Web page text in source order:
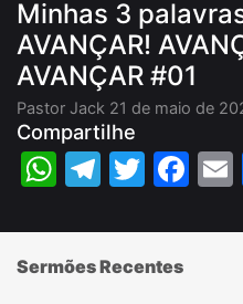
Minhas 3
AVANÇAR!
AVANÇAR #01
Pastor Jack 21 de maio de
Compartilhe
WhatsApp
Sermões Recentes